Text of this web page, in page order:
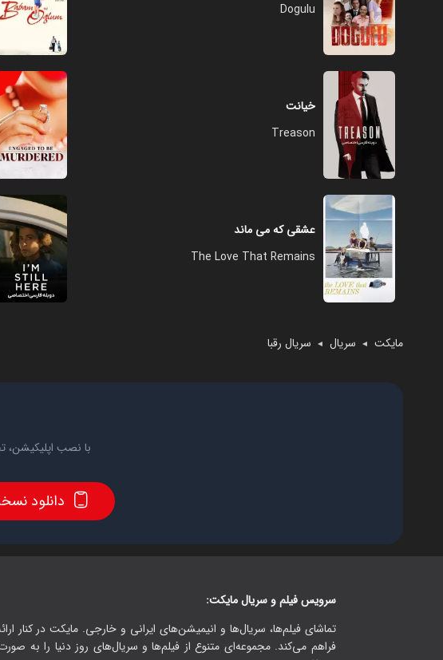
Dogulu
خیانت
Treason
عشقی که می ماند
The Love That Remains
مایکت ◄ سریال ◄ سریال رقبا
با نصب اپلیکیشن،
دانلود
سرویس فیلم و سریال مایکت:
تماشای فیلم‌ها، سریال‌ها و انیمیشن‌های ایرانی و خارجی. مایکت در کنار
فراهم می‌کند. مجموعه‌ای متنوع از فیلم‌ها و سریال‌های روز دنیا را به